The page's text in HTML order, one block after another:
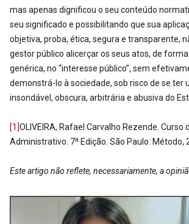
mas apenas dignificou o seu conteúdo
seu significado e possibilitando que sua
objetiva, proba, ética, segura e transparente,
gestor público alicerçar os seus atos, de
genérica, no “interesse público”, sem
demonstrá-lo à sociedade, sob risco de se ter
insondável, obscura, arbitrária e abusiva do
[1]OLIVEIRA, Rafael Carvalho Rezende. Curso
Administrativo. 7a Edição. São Paulo: Método,
Este artigo não reflete, necessariamente, a